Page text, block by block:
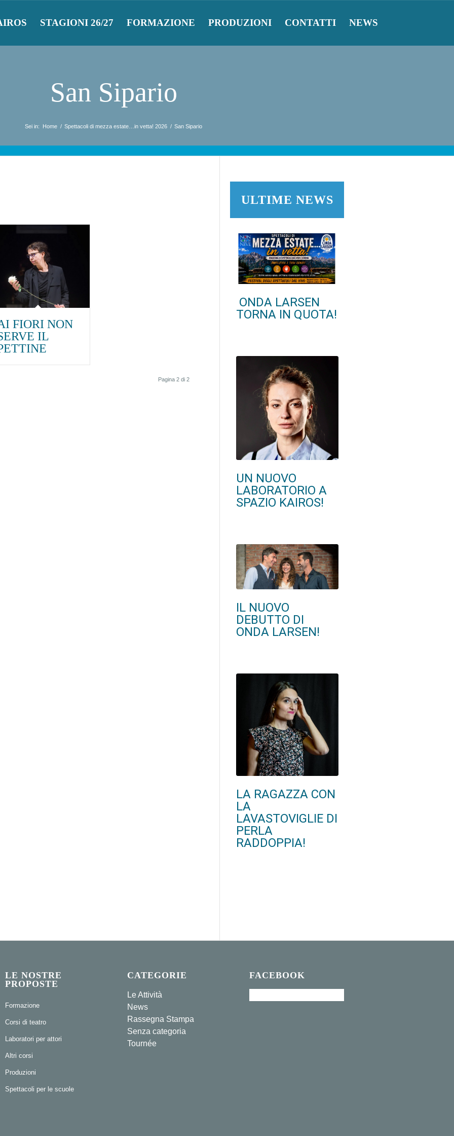
STAGIONI 26/27 FORMAZIONE PRODUZIONI CONTATTI NEWS
San Sipario
Sei in: Home / Spettacoli di mezza estate…in vetta! 2026 / San Sipario
FIORI NON
IL
Pagina 2 di 2
ULTIME NEWS
ONDA LARSEN
TORNA IN QUOTA!
UN NUOVO
LABORATORIO A
SPAZIO KAIROS!
IL NUOVO
DEBUTTO DI
ONDA LARSEN!
LA RAGAZZA CON
LA
LAVASTOVIGLIE DI
PERLA
RADDOPPIA!
LE NOSTRE
PROPOSTE
Formazione
Corsi di teatro
Laboratori per attori
Altri corsi
Produzioni
Spettacoli per le scuole
CATEGORIE
Le Attività
News
Rassegna Stampa
Senza categoria
Tournée
FACEBOOK